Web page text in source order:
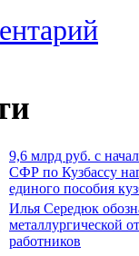
9,6 млрд руб. с
СФР по Кузбассу
единого пособия
Илья Середюк
металлургической
работников